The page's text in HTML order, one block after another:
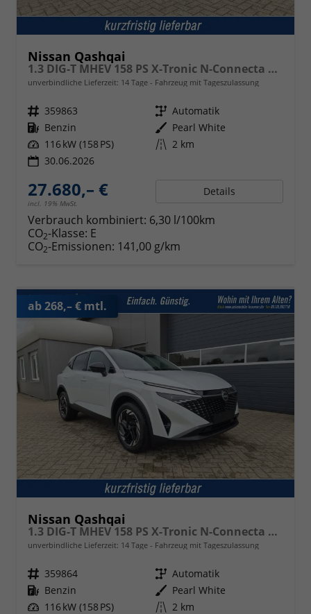
Nissan Qashqai
1.3 DIG-T MHEV 158 PS X-Tronic N-Connecta Teil-Leder PanoGlasdach Klimaautomatik Sitzheizung Lenkradheizung Navi ACC PDC v+h 360°Kamera DAB Bluetooth Touchscreen Apple CarPlay Android Auto 18"LM
unverbindliche Lieferzeit: 14 Tage Fahrzeug mit Tageszulassung
Fahrzeugnr. 359863 Getriebe Automatik
Kraftstoff Benzin Außenfarbe Pearl White
Leistung 116 kW (158 PS) Kilometerstand 2 km
30.06.2026
27.680,– €
incl. 19% MwSt.
Details
Verbrauch kombiniert: 6,30 l/100km
CO2-Klasse: E
CO2-Emissionen: 141,00 g/km
ab 268,– € mtl.
Nissan Qashqai
1.3 DIG-T MHEV 158 PS X-Tronic N-Connecta Teil-Leder PanoGlasdach Klimaautomatik Sitzheizung Lenkradheizung Navi ACC PDC v+h 360°Kamera DAB Bluetooth Touchscreen Apple CarPlay Android Auto 18"LM
unverbindliche Lieferzeit: 14 Tage Fahrzeug mit Tageszulassung
Fahrzeugnr. 359864 Getriebe Automatik
Kraftstoff Benzin Außenfarbe Pearl White
Leistung 116 kW (158 PS) Kilometerstand 2 km